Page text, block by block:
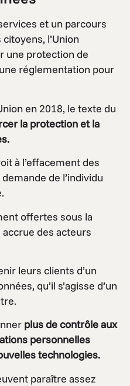
et un parcours
l’Union
une protection de
réglementation pour
en 2018, le texte du
la protection et la
à l’effacement des
de l’individu
offertes sous la
des acteurs
leurs clients d’un
qu’il s’agisse d’un
plus de contrôle aux
personnelles
technologies.
paraître assez